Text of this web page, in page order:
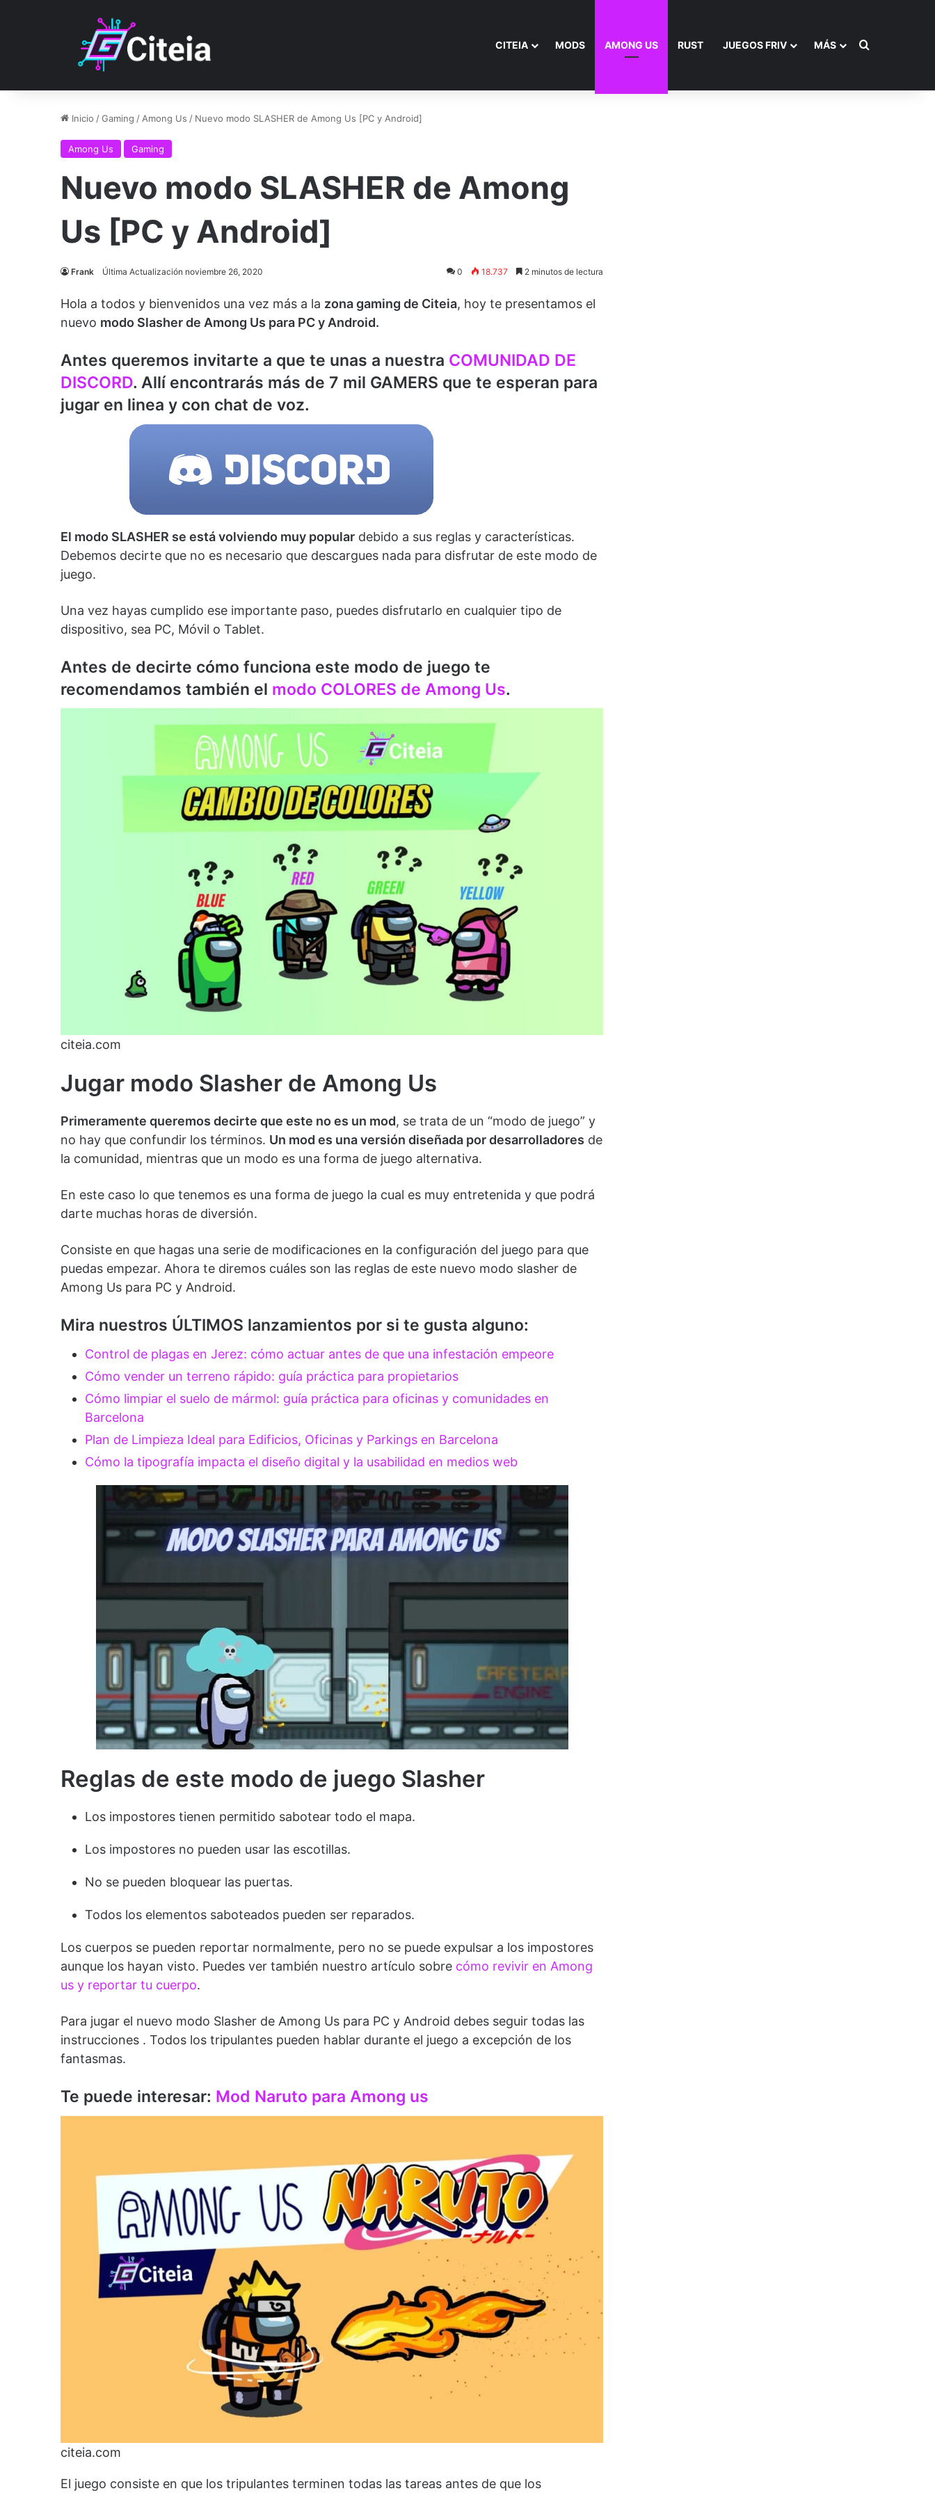
CITEIA MODS AMONG US RUST JUEGOS FRIV MÁS Buscar por
Inicio /Gaming / Among Us / Nuevo modo SLASHER de Among Us [PC y Android]
Among Us Gaming
Nuevo modo SLASHER de Among
Us [PC y Android]
Frank Última Actualización noviembre 26, 2020 0 18.737 2 minutos de lectura
Hola a todos y bienvenidos una vez más a la zona gaming de Citeia, hoy te presentamos el
nuevo modo Slasher de Among Us para PC y Android.
Antes queremos invitarte a que te unas a nuestra COMUNIDAD DE
DISCORD. Allí encontrarás más de 7 mil GAMERS que te esperan para
jugar en linea y con chat de voz.
El modo SLASHER se está volviendo muy popular debido a sus reglas y características.
Debemos decirte que no es necesario que descargues nada para disfrutar de este modo de
juego.
Una vez hayas cumplido ese importante paso, puedes disfrutarlo en cualquier tipo de
dispositivo, sea PC, Móvil o Tablet.
Antes de decirte cómo funciona este modo de juego te
recomendamos también el modo COLORES de Among Us.
citeia.com
Jugar modo Slasher de Among Us
Primeramente queremos decirte que este no es un mod, se trata de un “modo de juego” y
no hay que confundir los términos. Un mod es una versión diseñada por desarrolladores de
la comunidad, mientras que un modo es una forma de juego alternativa.
En este caso lo que tenemos es una forma de juego la cual es muy entretenida y que podrá
darte muchas horas de diversión.
Consiste en que hagas una serie de modificaciones en la configuración del juego para que
puedas empezar. Ahora te diremos cuáles son las reglas de este nuevo modo slasher de
Among Us para PC y Android.
Mira nuestros ÚLTIMOS lanzamientos por si te gusta alguno:
Control de plagas en Jerez: cómo actuar antes de que una infestación empeore
Cómo vender un terreno rápido: guía práctica para propietarios
Cómo limpiar el suelo de mármol: guía práctica para oficinas y comunidades en
Barcelona
Plan de Limpieza Ideal para Edificios, Oficinas y Parkings en Barcelona
Cómo la tipografía impacta el diseño digital y la usabilidad en medios web
Reglas de este modo de juego Slasher
Los impostores tienen permitido sabotear todo el mapa.
Los impostores no pueden usar las escotillas.
No se pueden bloquear las puertas.
Todos los elementos saboteados pueden ser reparados.
Los cuerpos se pueden reportar normalmente, pero no se puede expulsar a los impostores
aunque los hayan visto. Puedes ver también nuestro artículo sobre cómo revivir en Among
us y reportar tu cuerpo.
Para jugar el nuevo modo Slasher de Among Us para PC y Android debes seguir todas las
instrucciones . Todos los tripulantes pueden hablar durante el juego a excepción de los
fantasmas.
Te puede interesar: Mod Naruto para Among us
citeia.com
El juego consiste en que los tripulantes terminen todas las tareas antes de que los